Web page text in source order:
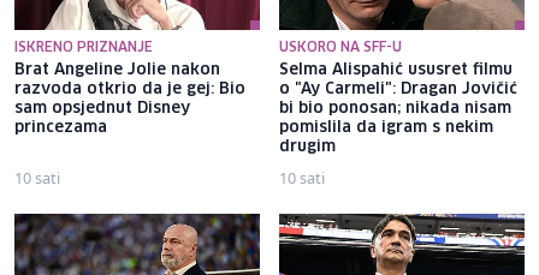
ISKRENO PRIZNANJE
Brat Angeline Jolie nakon
razvoda otkrio da je gej: Bio
sam opsjednut Disney
princezama
10 sati
USKORO NA SFF-U
Selma Alispahić ususret filmu
o "Ay Carmeli": Dragan Jovičić
bi bio ponosan; nikada nisam
pomislila da igram s nekim
drugim
10 sati